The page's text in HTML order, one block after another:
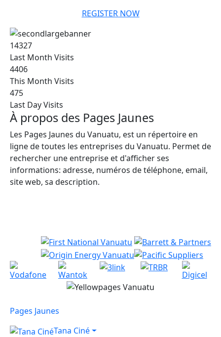
REGISTER NOW
14327
Last Month Visits
4406
This Month Visits
475
Last Day Visits
À propos des Pages Jaunes
Les Pages Jaunes du Vanuatu, est un répertoire en
ligne de toutes les entreprises du Vanuatu. Permet de
rechercher une entreprise et d'afficher ses
informations: adresse, numéros de téléphone, email,
site web, sa description.
Pages Jaunes
Tana Ciné